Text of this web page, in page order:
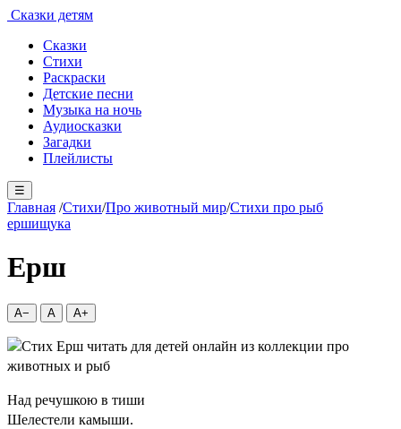
Сказки детям
Сказки
Стихи
Раскраски
Детские песни
Музыка на ночь
Аудиосказки
Загадки
Плейлисты
☰
Главная /Стихи/Про животный мир/Стихи про рыб
ершищука
Ерш
A− A A+
Над речушкою в тиши
Шелестели камыши.